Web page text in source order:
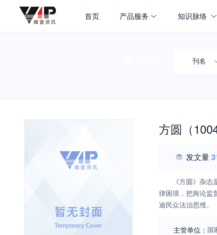
首页 产品服务 知识脉络
刊名
方圆（
发文量
《方圆》杂
律困境，把舆论监
迪民众法治思维。
主管单位： 国